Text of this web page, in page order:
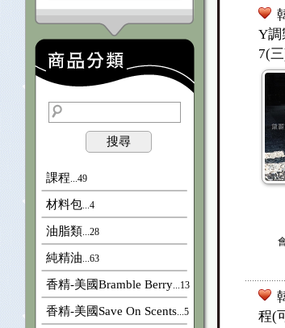
搜尋
課程...49
材料包...4
油脂類...28
純精油...63
香精-美國Bramble Berry...13
香精-美國Save On Scents...5
Y調
7(
程(